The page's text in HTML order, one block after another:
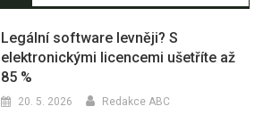
Legální software levněji? S
elektronickými licencemi ušetříte až
85 %
20. 5. 2026 Redakce ABC